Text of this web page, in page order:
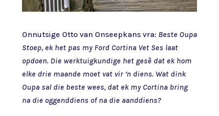
Onnutsige Otto van Onseepkans vra: Beste Oupa
Stoep, ek het pas my Ford Cortina Vet Ses laat
opdoen. Die werktuigkundige het gesê dat ek hom
elke drie maande moet vat vir ’n diens. Wat dink
Oupa sal die beste wees, dat ek my Cortina bring
na die oggenddiens of na die aanddiens?